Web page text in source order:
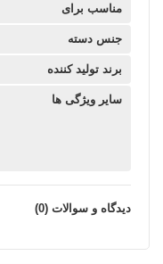
مناسب برای
جنس دسته
برند تولید کننده
سایر ویژگی ها
دیدگاه و سوالات (0)